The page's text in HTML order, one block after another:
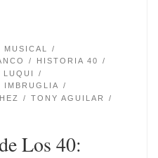
HISTORIA 40
LUQUI
IMBRUGLIA
TONY AGUILAR
Los 40: